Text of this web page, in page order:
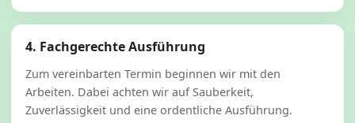
4. Fachgerechte Ausführung
Zum vereinbarten Termin beginnen wir mit den
Arbeiten. Dabei achten wir auf Sauberkeit,
Zuverlässigkeit und eine ordentliche Ausführung.